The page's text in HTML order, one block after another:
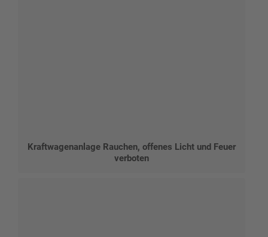
Kraftwagenanlage Rauchen, offenes Licht und Feuer
verboten